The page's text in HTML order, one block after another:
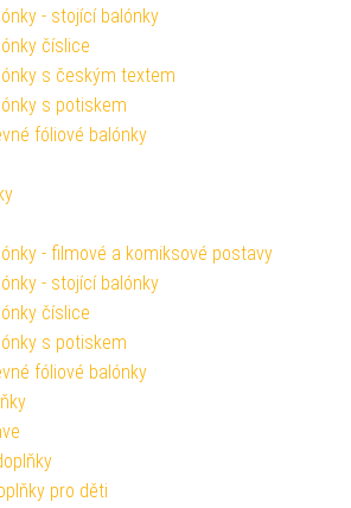
- stojící balónky
číslice
s českým textem
s potiskem
fóliové balónky
- filmové a komiksové postavy
- stojící balónky
číslice
s potiskem
fóliové balónky
pro děti